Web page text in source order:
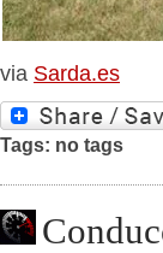
via Sarda.es
Tags: no tags